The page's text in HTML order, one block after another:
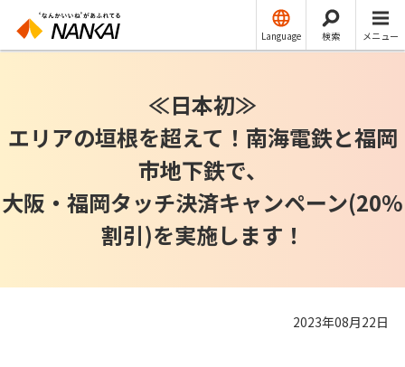
Language 検索 メニュー
ニュースリリース
≪日本初≫
エリアの垣根を超えて！南海電鉄と福岡
市地下鉄で、
大阪・福岡タッチ決済キャンペーン(20%
割引)を実施します！
2023年08月22日